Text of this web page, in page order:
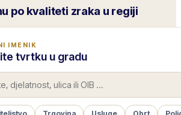
po kvaliteti zraka u regiji
IMENIK
tvrtku u gradu